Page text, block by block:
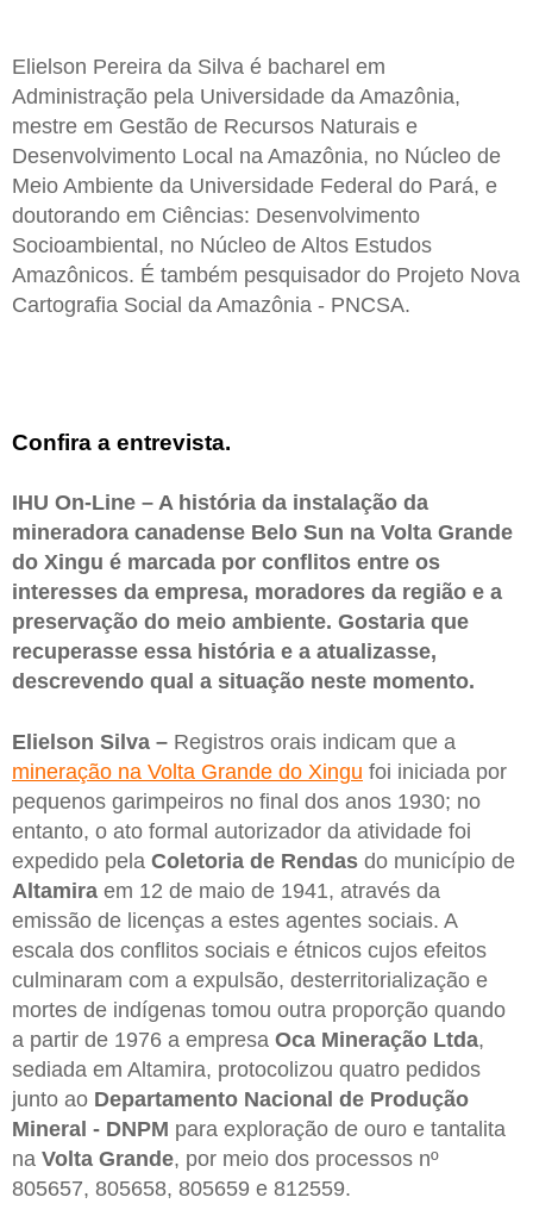
Elielson Pereira da Silva é bacharel em
Administração pela Universidade da Amazônia,
mestre em Gestão de Recursos Naturais e
Desenvolvimento Local na Amazônia, no Núcleo de
Meio Ambiente da Universidade Federal do Pará, e
doutorando em Ciências: Desenvolvimento
Socioambiental, no Núcleo de Altos Estudos
Amazônicos. É também pesquisador do Projeto Nova
Cartografia Social da Amazônia - PNCSA.
Confira a entrevista.
IHU On-Line – A história da instalação da
mineradora canadense Belo Sun na Volta Grande
do Xingu é marcada por conflitos entre os
interesses da empresa, moradores da região e a
preservação do meio ambiente. Gostaria que
recuperasse essa história e a atualizasse,
descrevendo qual a situação neste momento.
Elielson Silva – Registros orais indicam que a
mineração na Volta Grande do Xingu foi iniciada por
pequenos garimpeiros no final dos anos 1930; no
entanto, o ato formal autorizador da atividade foi
expedido pela Coletoria de Rendas do município de
Altamira em 12 de maio de 1941, através da
emissão de licenças a estes agentes sociais. A
escala dos conflitos sociais e étnicos cujos efeitos
culminaram com a expulsão, desterritorialização e
mortes de indígenas tomou outra proporção quando
a partir de 1976 a empresa Oca Mineração Ltda,
sediada em Altamira, protocolizou quatro pedidos
junto ao Departamento Nacional de Produção
Mineral - DNPM para exploração de ouro e tantalita
na Volta Grande, por meio dos processos nº
805657, 805658, 805659 e 812559.